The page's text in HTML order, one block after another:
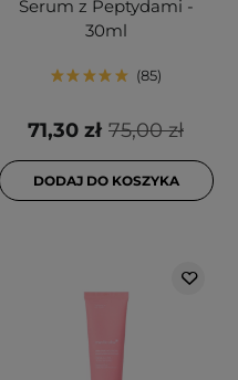
Serum z Peptydami -
30ml
85
75,00 zł
71,30 zł
DODAJ DO KOSZYKA